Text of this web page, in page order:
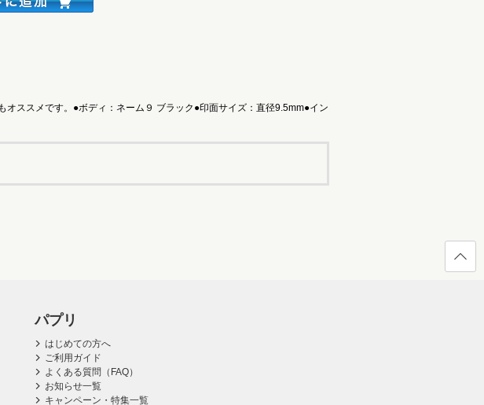
ススメです。●ボディ：ネーム９ ブラック●印面サイズ：直径9.5mm●イン
パプリ
はじめての方へ
ご利用ガイド
よくある質問（FAQ）
お知らせ一覧
キャンペーン・特集一覧